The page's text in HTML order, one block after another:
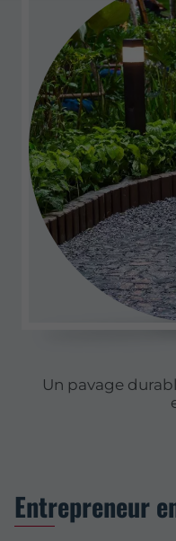
Un pavage
Entrepreneur